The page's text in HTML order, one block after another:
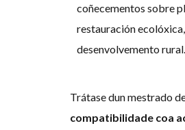
coñecementos sobre
restauración
desenvolvemento rural.
Trátase dun mestrado
compatibilidade coa